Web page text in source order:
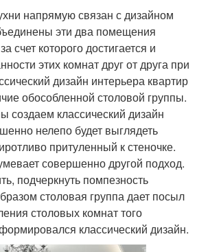
напрямую связан с дизайном
эти два помещения
счет которого достигается и
этих комнат друг от друга при
дизайн интерьера квартир
обособленной столовой группы.
создаем классический дизайн
нелепо будет выглядеть
притуленный к стеночке.
совершенно другой подход.
подчеркнуть помпезность
столовая группа дает посыл
столовых комнат того
классический дизайн.